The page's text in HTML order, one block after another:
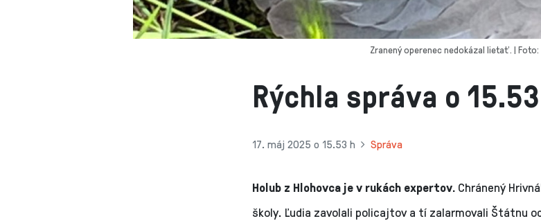
Rýchla správa o
17. máj 2025 o 15.53 h Správa
Zranený operenec nedokázal lietať. | Foto:
Holub z Hlohovca je v rukách expertov. Chránený
školy. Ľudia zavolali policajtov a tí zalarmovali Štátnu